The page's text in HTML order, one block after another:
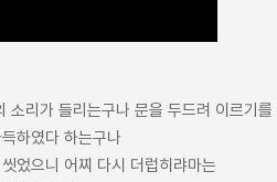
리가 들리는구나 문을 두드려 이르기
하였다 하는구나
었으니 어찌 다시 더럽히랴마는